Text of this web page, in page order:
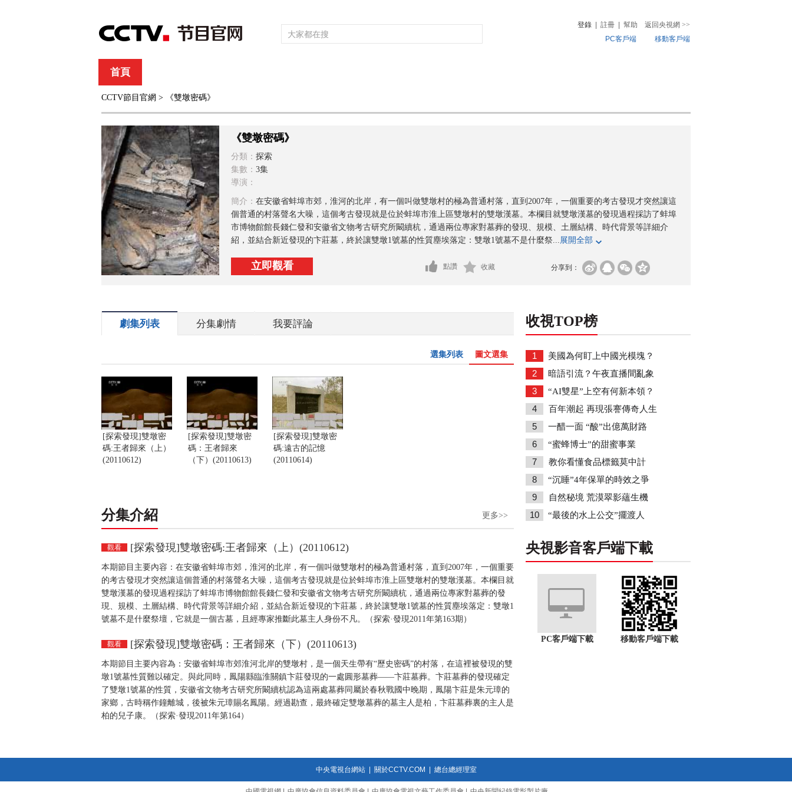
登錄 註冊 幫助 返回央視網 >>
PC客戶端
移動客戶端
首頁
綜合 新聞 財經 綜藝 中文國際
CCTV節目官網 > 《雙墩密碼》
《雙墩密碼》
分類： 探索
集數： 3集
導演：
簡介： 在安徽省蚌埠市郊，淮河的北岸，有一個叫做雙墩村的極為普通村落，直到2007年，一個重要的考古發現才突然讓這
個普通的村落聲名大噪，這個考古發現就是位於蚌埠市淮上區雙墩村的雙墩漢墓。本欄目就雙墩漢墓的發現過程採訪了蚌埠
市博物館館長錢仁發和安徽省文物考古研究所闞續杭，通過兩位專家對墓葬的發現、規模、土層結構、時代背景等詳細介
紹，並結合新近發現的卞莊墓，終於讓雙墩1號墓的性質塵埃落定：雙墩1號墓不是什麼祭...展開全部
立即觀看 分享到：
點讚 收藏
劇集列表 分集劇情 我要評論
圖文選集
選集列表
[探索發現]雙墩密
碼:王者歸來（上）
(20110612)
[探索發現]雙墩密
碼：王者歸來
（下）(20110613)
[探索發現]雙墩密
碼:遠古的記憶
(20110614)
分集介紹 更多>>
觀看 [探索發現]雙墩密碼:王者歸來（上）(20110612)
本期節目主要內容：在安徽省蚌埠市郊，淮河的北岸，有一個叫做雙墩村的極為普通村落，直到2007年，一個重要
的考古發現才突然讓這個普通的村落聲名大噪，這個考古發現就是位於蚌埠市淮上區雙墩村的雙墩漢墓。本欄目就
雙墩漢墓的發現過程採訪了蚌埠市博物館館長錢仁發和安徽省文物考古研究所闞續杭，通過兩位專家對墓葬的發
現、規模、土層結構、時代背景等詳細介紹，並結合新近發現的卞莊墓，終於讓雙墩1號墓的性質塵埃落定：雙墩1
號墓不是什麼祭壇，它就是一個古墓，且經專家推斷此墓主人身份不凡。（探索·發現2011年第163期）
觀看 [探索發現]雙墩密碼：王者歸來（下）(20110613)
本期節目主要內容為：安徽省蚌埠市郊淮河北岸的雙墩村，是一個天生帶有“歷史密碼”的村落，在這裡被發現的雙
墩1號墓性質難以確定。與此同時，鳳陽縣臨淮關鎮卞莊發現的一處圓形墓葬——卞莊墓葬。卞莊墓葬的發現確定
了雙墩1號墓的性質，安徽省文物考古研究所闞續杭認為這兩處墓葬同屬於春秋戰國中晚期，鳳陽卞莊是朱元璋的
家鄉，古時稱作鐘離城，後被朱元璋賜名鳳陽。經過勘查，最終確定雙墩墓葬的墓主人是柏，卞莊墓葬裏的主人是
柏的兒子康。（探索·發現2011年第164）
收視TOP榜
1 美國為何盯上中國光模塊？
2 暗語引流？午夜直播間亂象
3 “AI雙星”上空有何新本領？
4 百年潮起 再現張謇傳奇人生
5 一醋一面 “酸”出億萬財路
6 “蜜蜂博士”的甜蜜事業
7 教你看懂食品標籤莫中計
8 “沉睡”4年保單的時效之爭
9 自然秘境 荒漠翠影蘊生機
10 “最後的水上公交”擺渡人
央視影音客戶端下載
PC客戶端下載 移動客戶端下載
中央電視台網站| 關於CCTV.COM 總台總經理室